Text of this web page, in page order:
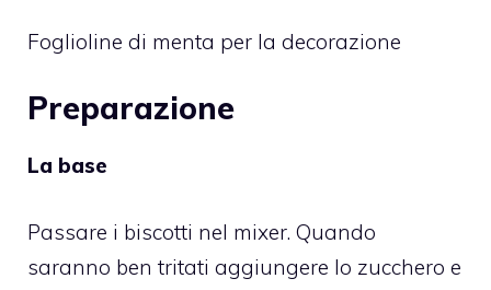
Foglioline di menta per la decorazione
Preparazione
La base
Passare i biscotti nel mixer. Quando
saranno ben tritati aggiungere lo zucchero e